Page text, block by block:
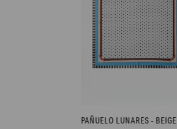
PAÑUELO LUNARES - BEIGE